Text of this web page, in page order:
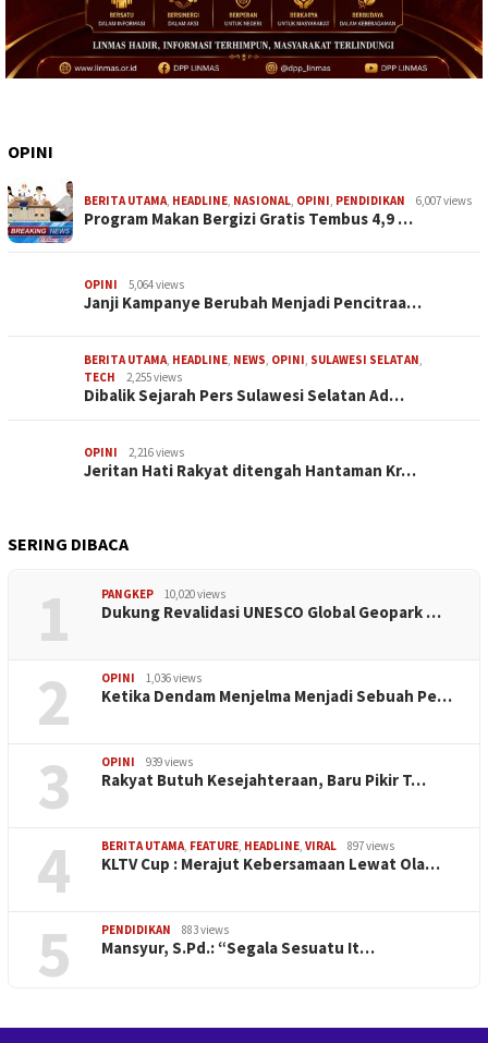
OPINI
BERITA UTAMA HEADLINE NASIONAL OPINI PENDIDIKAN 6,007 views
Program Makan Bergizi Gratis Tembus 4,9 …
OPINI 5,064 views
Janji Kampanye Berubah Menjadi Pencitraa…
BERITA UTAMA HEADLINE NEWS OPINI SULAWESI SELATAN
TECH
2,255 views
Dibalik Sejarah Pers Sulawesi Selatan Ad…
OPINI 2,216 views
Jeritan Hati Rakyat ditengah Hantaman Kr…
SERING DIBACA
1 PANGKEP 10,020 views
Dukung Revalidasi UNESCO Global Geopark …
2 OPINI 1,036 views
Ketika Dendam Menjelma Menjadi Sebuah Pe…
3 OPINI 939 views
Rakyat Butuh Kesejahteraan, Baru Pikir T…
4 BERITA UTAMA FEATURE HEADLINE VIRAL 897 views
KLTV Cup : Merajut Kebersamaan Lewat Ola…
5 PENDIDIKAN 883 views
Mansyur, S.Pd.: “Segala Sesuatu It…